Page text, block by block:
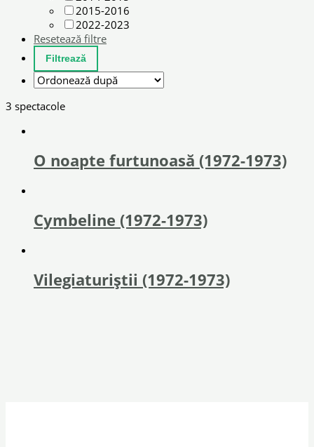
2015-2016
2022-2023
Resetează filtre
3 spectacole
O noapte furtunoasă (1972-1973)
Cymbeline (1972-1973)
Vilegiaturiștii (1972-1973)